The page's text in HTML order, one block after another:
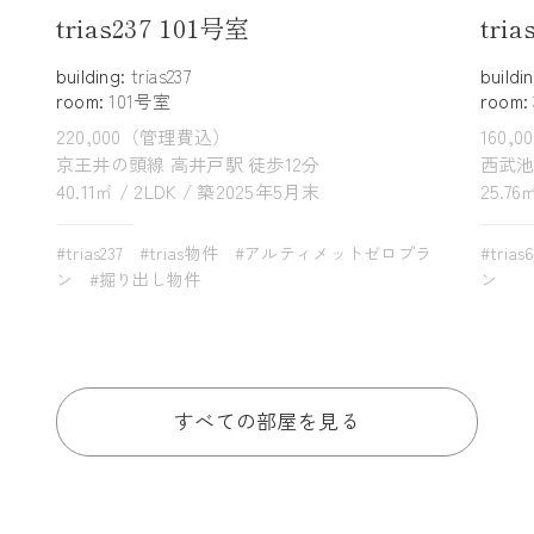
trias237 101号室
building: trias237
room: 101号室
220,000（管理費込）
京王井の頭線 高井戸駅 徒歩12分
40.11㎡ / 2LDK / 築2025年5月末
#trias237 #trias物件
#アルティメットゼロプラ
ン
#掘り出し物件
room:
西武
25.76
ン
すべての部屋を見る